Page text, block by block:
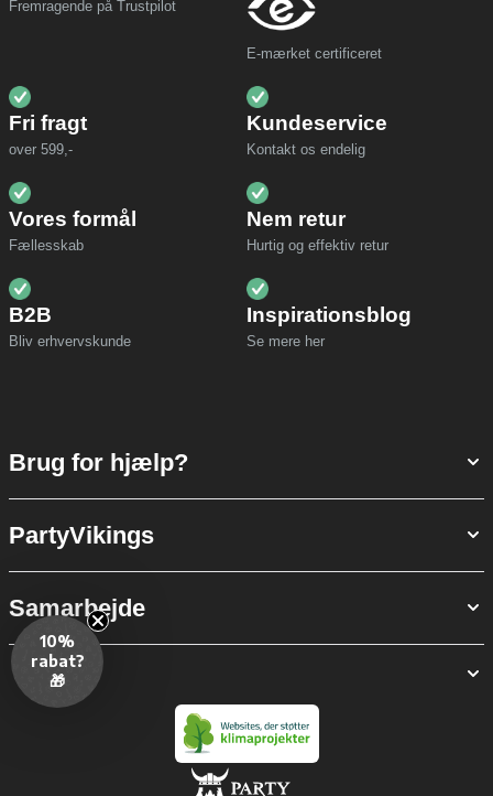
Fremragende på Trustpilot
E-mærket certificeret
Fri fragt
over 599,-
Kundeservice
Kontakt os endelig
Vores formål
Fællesskab
Nem retur
Hurtig og effektiv retur
B2B
Bliv erhvervskunde
Inspirationsblog
Se mere her
Brug for hjælp?
PartyVikings
Samarbejde
10%
rabat?
🎁